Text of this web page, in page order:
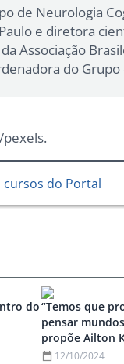
de Neurologia
e diretora
Associação
do
do“Temos que
pensar
propõe Ailton
12/10/2024